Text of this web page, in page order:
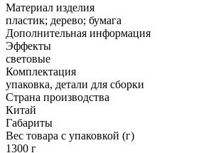
Материал изделия
пластик; дерево; бумага
Дополнительная информация
Эффекты
световые
Комплектация
упаковка, детали для сборки
Страна производства
Китай
Габариты
Вес товара с упаковкой (г)
1300 г